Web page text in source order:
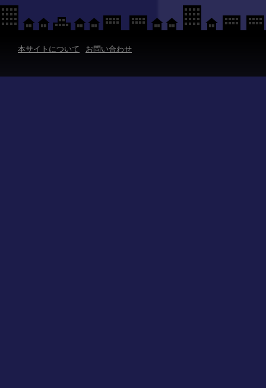
本サイトについて お問い合わせ